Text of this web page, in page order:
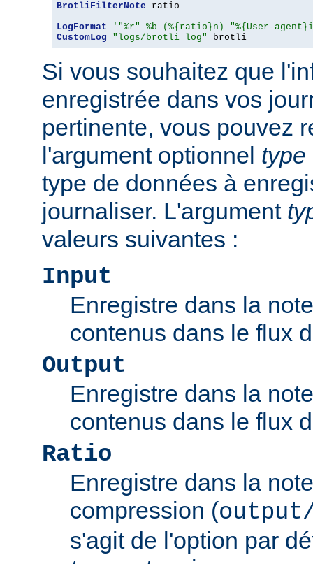
BrotliFilterNote ratio
LogFormat
'"%r" %b (%{ratio}n) "%{User-
CustomLog
"logs/brotli_log" brotli
Si vous souhaitez que
enregistrée dans vos
pertinente, vous pouvez
l'argument optionnel type
type de données à
journaliser. L'argument
valeurs suivantes :
Input
Enregistre dans la
contenus dans le flux
Output
Enregistre dans la
contenus dans le flux
Ratio
Enregistre dans la
compression (
s'agit de l'option par